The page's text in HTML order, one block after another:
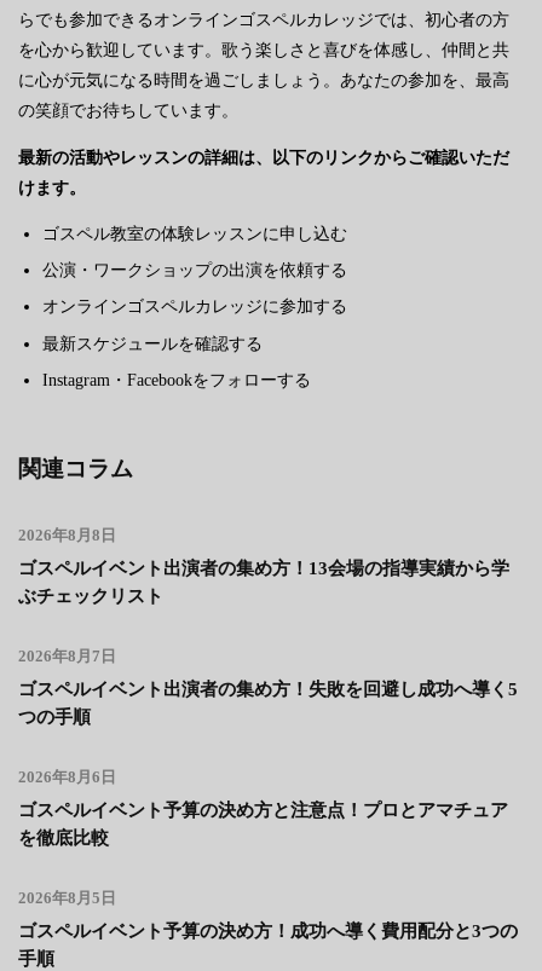
らでも参加できるオンラインゴスペルカレッジでは、初心者の方
を心から歓迎しています。歌う楽しさと喜びを体感し、仲間と共
に心が元気になる時間を過ごしましょう。あなたの参加を、最高
の笑顔でお待ちしています。
最新の活動やレッスンの詳細は、以下のリンクからご確認いただ
けます。
ゴスペル教室の体験レッスンに申し込む
公演・ワークショップの出演を依頼する
オンラインゴスペルカレッジに参加する
最新スケジュールを確認する
Instagram・Facebookをフォローする
関連コラム
2026年8月8日
ゴスペルイベント出演者の集め方！13会場の指導実績から学
ぶチェックリスト
2026年8月7日
ゴスペルイベント出演者の集め方！失敗を回避し成功へ導く5
つの手順
2026年8月6日
ゴスペルイベント予算の決め方と注意点！プロとアマチュア
を徹底比較
2026年8月5日
ゴスペルイベント予算の決め方！成功へ導く費用配分と3つの
手順